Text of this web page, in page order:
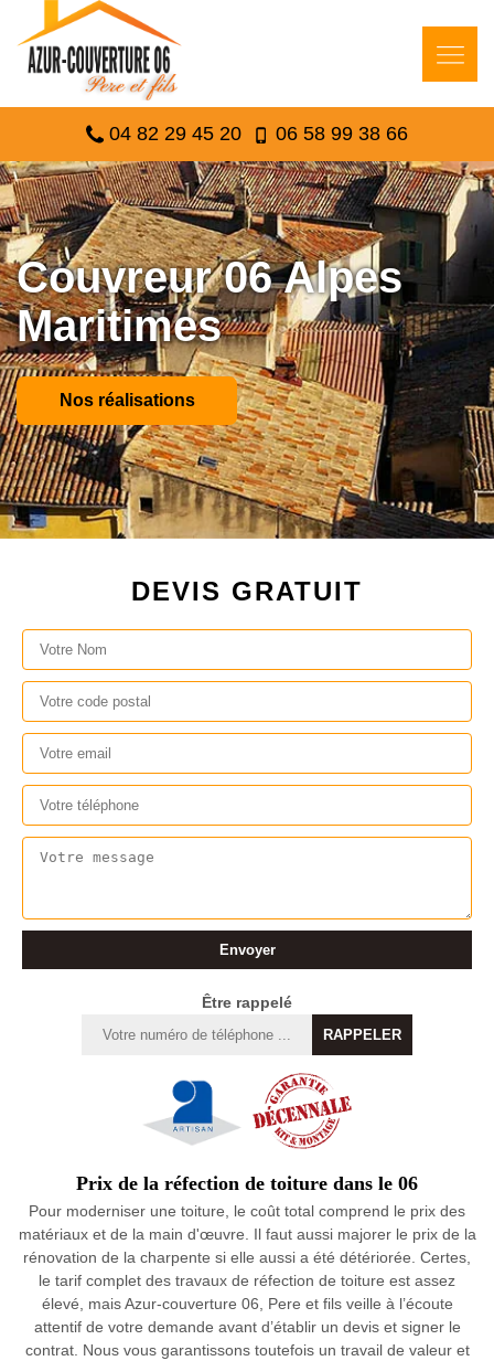
04 82 29 45 20 06 58 99 38 66
Couvreur 06 Alpes
Maritimes
Nos réalisations
DEVIS GRATUIT
Être rappelé
Prix de la réfection de toiture dans le 06
Pour moderniser une toiture, le coût total comprend le prix des
matériaux et de la main d'œuvre. Il faut aussi majorer le prix de la
rénovation de la charpente si elle aussi a été détériorée. Certes,
le tarif complet des travaux de réfection de toiture est assez
élevé, mais Azur-couverture 06, Pere et fils veille à l’écoute
attentif de votre demande avant d’établir un devis et signer le
contrat. Nous vous garantissons toutefois un travail de valeur et